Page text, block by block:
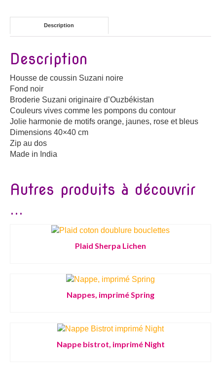
Description
Description
Housse de coussin Suzani noire
Fond noir
Broderie Suzani originaire d’Ouzbékistan
Couleurs vives comme les pompons du contour
Jolie harmonie de motifs orange, jaunes, rose et bleus
Dimensions 40×40 cm
Zip au dos
Made in India
Autres produits à découvrir
...
Plaid Sherpa Lichen
Nappes, imprimé Spring
Nappe bistrot, imprimé Night